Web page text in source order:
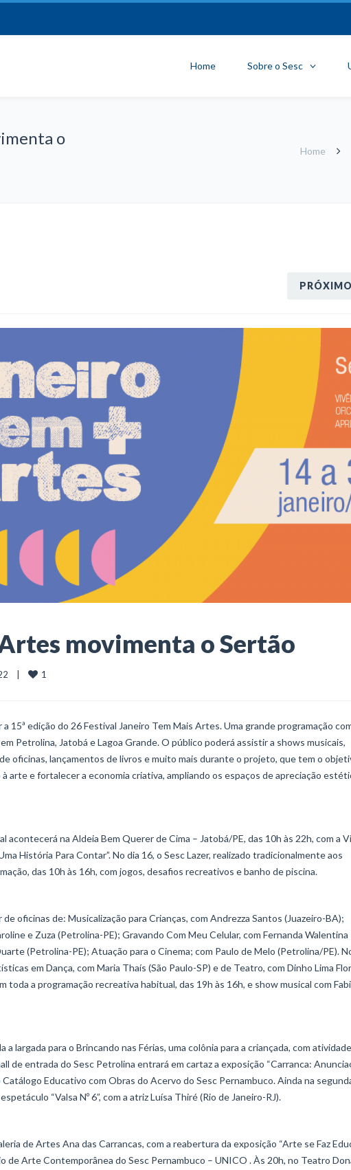
Home Sobre o Sesc
o
Home
PRÓXIMO
movimenta o Sertão
|
1
15ª edição do 26 Festival Janeiro Tem Mais Artes. Uma grande programação
Petrolina, Jatobá e Lagoa Grande. O público poderá assistir a shows musicais,
oficinas, lançamentos de livros e muito mais durante o projeto, que tem o
arte e fortalecer a economia criativa, ampliando os espaços de apreciação
acontecerá na Aldeia Bem Querer de Cima – Jatobá/PE, das 10h às 22h, com a
História Para Contar”. No dia 16, o Sesc Lazer, realizado tradicionalmente aos
das 10h às 16h, com jogos, desafios recreativos e banho de piscina.
oficinas de: Musicalização para Crianças, com Andrezza Santos (Juazeiro-BA);
e Zuza (Petrolina-PE); Gravando Com Meu Celular, com Fernanda Walentina
(Petrolina-PE); Atuação para o Cinema; com Paulo de Melo (Petrolina/PE).
em Dança, com Maria Thaís (São Paulo-SP) e de Teatro, com Dinho Lima
toda a programação recreativa habitual, das 19h às 16h, e show musical com
largada para o Brincando nas Férias, uma colônia para a criançada, com
de entrada do Sesc Petrolina entrará em cartaz a exposição “Carranca:
Catálogo Educativo com Obras do Acervo do Sesc Pernambuco. Ainda na
“Valsa Nº 6”, com a atriz Luísa Thiré (Rio de Janeiro-RJ).
de Artes Ana das Carrancas, com a reabertura da exposição “Arte se Faz
de Arte Contemporânea do Sesc Pernambuco – UNICO . Às 20h, no Teatro